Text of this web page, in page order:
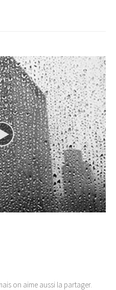
on aime aussi la partager.